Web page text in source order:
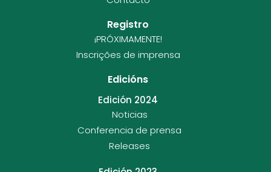
Registro
¡PRÓXIMAMENTE!
Inscrições de imprensa
Edicións
Edición 2024
Noticias
Conferencia de prensa
Releases